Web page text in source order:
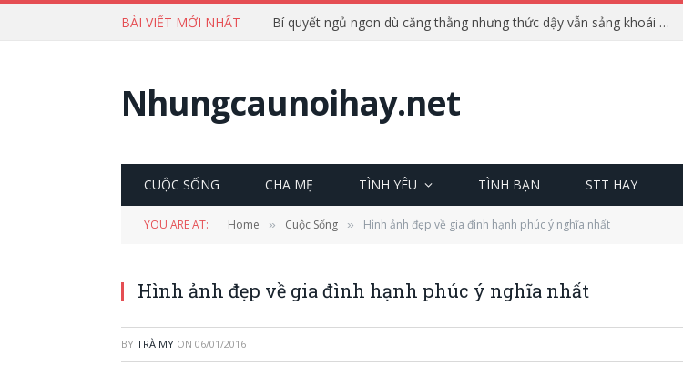
BÀI VIẾT MỚI NHẤT Bí quyết ngủ ngon dù căng thằng nhưng thức dậy vẫn sảng khoái tỉnh táo tràn đầy năng lượng
Nhungcaunoihay.net
CUỘC SỐNG CHA MẸ TÌNH YÊU TÌNH BẠN STT HAY
YOU ARE AT: Home » Cuộc Sống » Hình ảnh đẹp về gia đình hạnh phúc ý nghĩa nhất
Hình ảnh đẹp về gia đình hạnh phúc ý nghĩa nhất
BY TRÀ MY ON 06/01/2016